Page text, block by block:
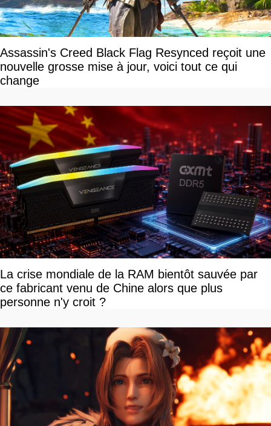
Assassin's Creed Black Flag Resynced reçoit une
nouvelle grosse mise à jour, voici tout ce qui
change
La crise mondiale de la RAM bientôt sauvée par
ce fabricant venu de Chine alors que plus
personne n'y croit ?